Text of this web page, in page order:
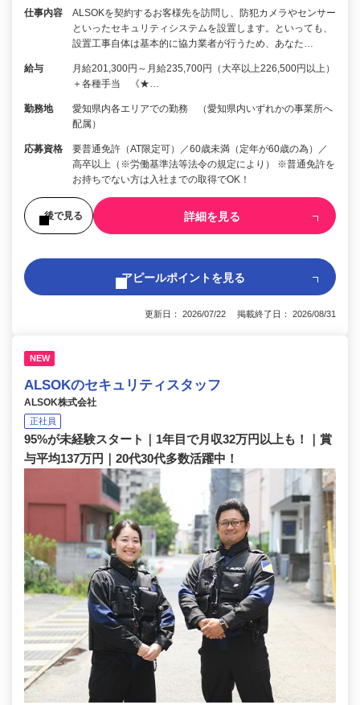
仕事内容
ALSOKを契約するお客様先を訪問し、防犯カメラやセンサー
といったセキュリティシステムを設置します。といっても、
設置工事自体は基本的に協力業者が行うため、あなた…
給与
月給201,300円～月給235,700円（大卒以上226,500円以上）
＋各種手当 《★…
勤務地
愛知県内各エリアでの勤務 （愛知県内いずれかの事業所へ
配属）
応募資格
要普通免許（AT限定可）／60歳未満（定年が60歳の為）／
高卒以上（※労働基準法等法令の規定により） ※普通免許を
お持ちでない方は入社までの取得でOK！
後で見る 詳細を見る
アピールポイントを見る
更新日： 2026/07/22 掲載終了日： 2026/08/31
NEW
ALSOKのセキュリティスタッフ
ALSOK株式会社
正社員
95%が未経験スタート｜1年目で月収32万円以上も！｜賞
与平均137万円｜20代30代多数活躍中！